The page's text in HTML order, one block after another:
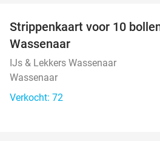
Strippenkaart voor 10
Wassenaar
IJs & Lekkers Wassenaar
Wassenaar
Verkocht: 72